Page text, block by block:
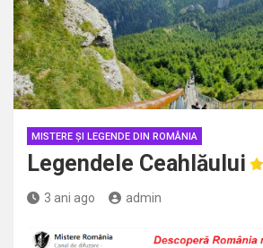
MISTERE ȘI LEGENDE DIN ROMÂNIA
Legendele Ceahlăului
3 ani ago admin